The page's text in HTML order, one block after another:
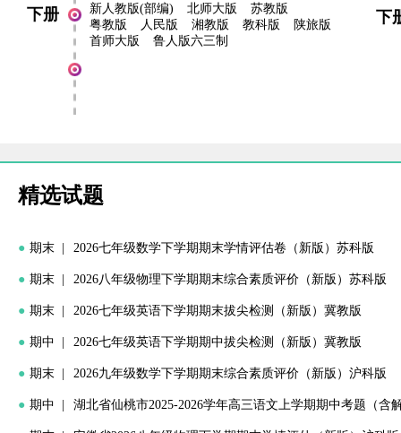
下册 新人教版(部编) 北师大版
苏教版
粤教版
人民版 湘教版 教科版
陕旅版
首师大版
鲁人版六三制
下
精选试题
● 期末 | 2026七年级数学下学期期末学情评估卷（新版）苏科版
● 期末 | 2026八年级物理下学期期末综合素质评价（新版）苏科版
● 期末 | 2026七年级英语下学期期末拔尖检测（新版）冀教版
● 期中 | 2026七年级英语下学期期中拔尖检测（新版）冀教版
● 期末 | 2026九年级数学下学期期末综合素质评价（新版）沪科版
● 期中 | 湖北省仙桃市2025-2026学年高三语文上学期期中考题（含